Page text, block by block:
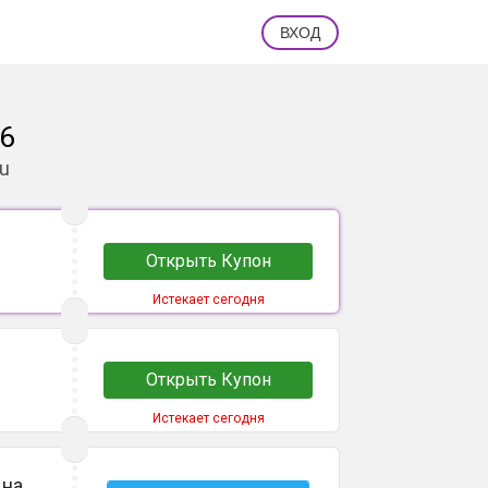
ВХОД
Открыть Купон
Истекает сегодня
Открыть Купон
Истекает сегодня